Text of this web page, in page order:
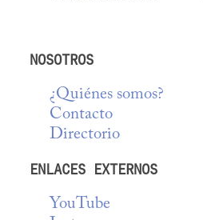
NOSOTROS
¿Quiénes somos?
Contacto
Directorio
ENLACES EXTERNOS
YouTube